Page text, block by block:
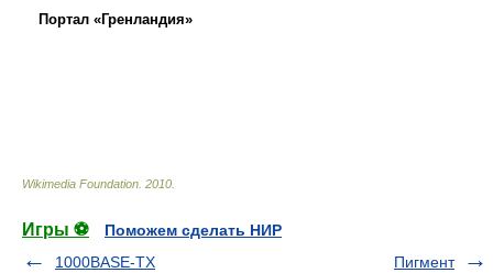
Портал «Гренландия»
Wikimedia Foundation 2010
Игры ⚽
Поможем сделать НИР
1000BASE-TX
Пигмент